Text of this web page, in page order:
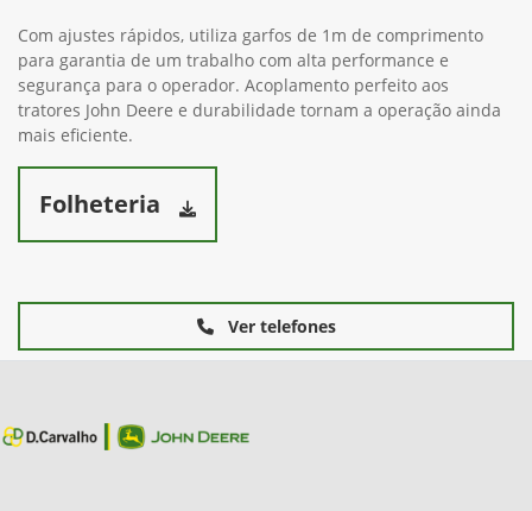
Com ajustes rápidos, utiliza garfos de 1m de comprimento
para garantia de um trabalho com alta performance e
segurança para o operador. Acoplamento perfeito aos
tratores John Deere e durabilidade tornam a operação ainda
mais eficiente.
Folheteria
Ver telefones